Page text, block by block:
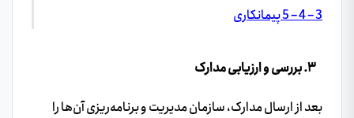
3 – 4 – 5 پیمانکاری
بعد از ارسال مدارک، سازمان مدیریت و برنامه‌ریزی آن‌ها را